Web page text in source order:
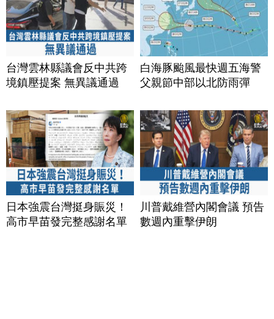
台灣雲林縣議會反中共跨
境鎮壓提案 無異議通過
白海豚颱風最快週五海警
父親節中部以北防雨彈
日本強震台灣挺身賑災！
高市早苗發完整感謝名單
川普戴維營內閣會議 預告
數週內重擊伊朗